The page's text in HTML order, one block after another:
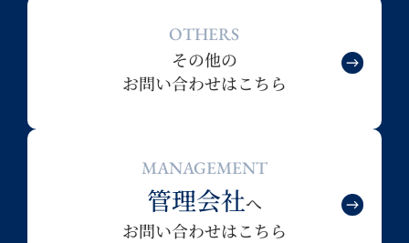
OTHERS
その他の
お問い合わせはこちら
MANAGEMENT
管理会社へ
お問い合わせはこちら